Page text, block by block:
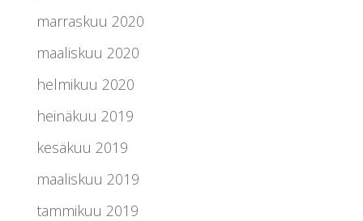
marraskuu 2020
maaliskuu 2020
helmikuu 2020
heinäkuu 2019
kesäkuu 2019
maaliskuu 2019
tammikuu 2019